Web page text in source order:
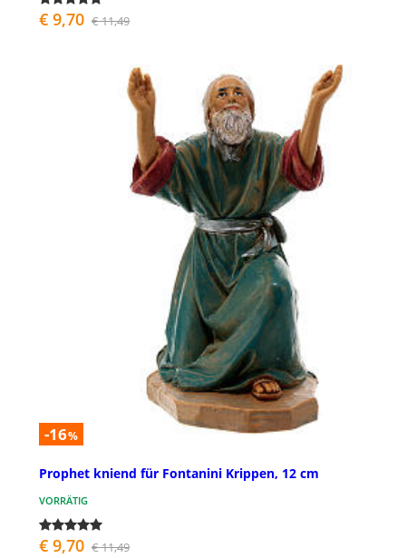
€ 9,70 € 11,49
-16%
Prophet kniend für Fontanini Krippen, 12 cm
VORRÄTIG
€ 9,70 € 11,49